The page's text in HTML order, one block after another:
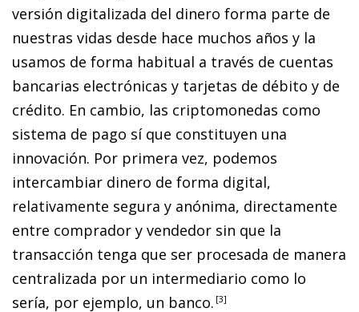
versión digitalizada del dinero forma parte de
nuestras vidas desde hace muchos años y la
usamos de forma habitual a través de cuentas
bancarias electrónicas y tarjetas de débito y de
crédito. En cambio, las criptomonedas como
sistema de pago sí que constituyen una
innovación. Por primera vez, podemos
intercambiar dinero de forma digital,
relativamente segura y anónima, directamente
entre comprador y vendedor sin que la
transacción tenga que ser procesada de manera
centralizada por un intermediario como lo
sería, por ejemplo, un banco. 3